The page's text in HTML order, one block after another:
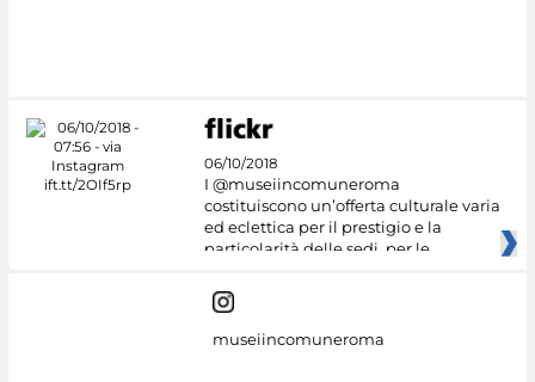
06/10/2018
I @museiincomuneroma
costituiscono un’offerta culturale varia
ed eclettica per il prestigio e la
particolarità delle sedi, per le
museiincomuneroma